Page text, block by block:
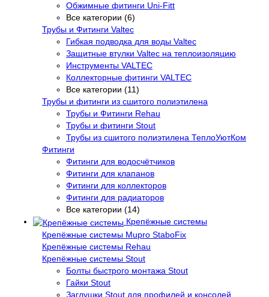
Обжимные фитинги Uni-Fitt
Все категории (6)
Трубы и Фитинги Valtec
Гибкая подводка для воды Valtec
Защитные втулки Valtec на теплоизоляцию
Инструменты VALTEC
Коллекторные фитинги VALTEC
Все категории (11)
Трубы и фитинги из сшитого полиэтилена
Трубы и Фитинги Rehau
Трубы и фитинги Stout
Трубы из сшитого полиэтилена ТеплоУютКом
Фитинги
Фитинги для водосчётчиков
Фитинги для клапанов
Фитинги для коллекторов
Фитинги для радиаторов
Все категории (14)
Крепёжные системы
Крепёжные системы Mupro StaboFix
Крепёжные системы Rehau
Крепёжные системы Stout
Болты быстрого монтажа Stout
Гайки Stout
Заглушки Stout для профилей и консолей